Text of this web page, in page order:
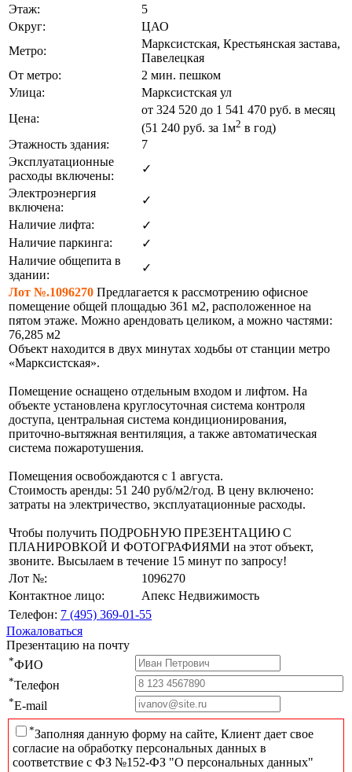
Этаж:
5
Округ:
ЦАО
Метро:
Марксистская, Крестьянская застава,
Павелецкая
От метро:
2 мин. пешком
Улица:
Марксистская ул
Цена:
от 324 520 до 1 541 470 руб. в месяц
(51 240 руб. за 1м2 в год)
Этажность здания:
7
Эксплуатационные
расходы включены:
✓
Электроэнергия
включена:
✓
Наличие лифта:
✓
Наличие паркинга:
✓
Наличие общепита в
здании:
✓
Лот №.1096270 Предлагается к рассмотрению офисное
помещение общей площадью 361 м2, расположенное на
пятом этаже. Можно арендовать целиком, а можно частями:
76,285 м2
Объект находится в двух минутах ходьбы от станции метро
«Марксистская».
Помещение оснащено отдельным входом и лифтом. На
объекте установлена круглосуточная система контроля
доступа, центральная система кондиционирования,
приточно-вытяжная вентиляция, а также автоматическая
система пожаротушения.
Помещения освобождаются с 1 августа.
Стоимость аренды: 51 240 руб/м2/год. В цену включено:
затраты на электричество, эксплуатационные расходы.
Чтобы получить ПОДРОБНУЮ ПРЕЗЕНТАЦИЮ С
ПЛАНИРОВКОЙ И ФОТОГРАФИЯМИ на этот объект,
звоните. Высылаем в течение 15 минут по запросу!
Лот №:
1096270
Контактное лицо:
Апекс Недвижимость
Телефон: 7 (495) 369-01-55
Пожаловаться
Презентацию на почту
*ФИО
*Телефон
*E-mail
*Заполняя данную форму на сайте, Клиент дает свое
согласие на обработку персональных данных в
соответствие с ФЗ №152-ФЗ "О персональных данных"